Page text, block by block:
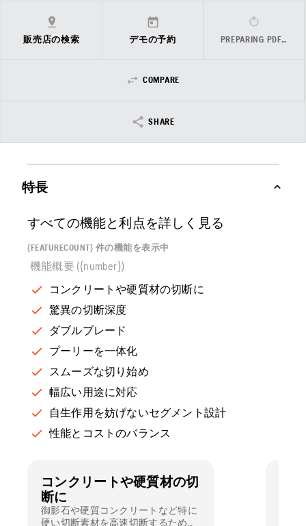
販売店の検索 デモの予約 PREPARING PDF…
COMPARE
SHARE
特長
すべての機能と利点を詳しく見る
{FEATURECOUNT} 件の機能を表示中
機能概要 ({number})
コンクリートや硬質材の切断に
驚異の切断深度
ダブルブレード
プーリーを一体化
スムーズな切り始め
幅広い用途に対応
自生作用を妨げないセグメント設計
性能とコストのバランス
コンクリートや硬質材の切
断に
御影石や硬質コンクリートなど特に
硬い切断素材を高速切断するための